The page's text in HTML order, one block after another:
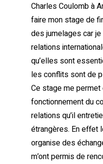
Charles Coulomb à
faire mon stage de
des jumelages car je
relations
qu’elles sont
les conflits sont de
Ce stage me
fonctionnement du
relations qu’il
étrangères. En effet
organise des
m’ont permis de